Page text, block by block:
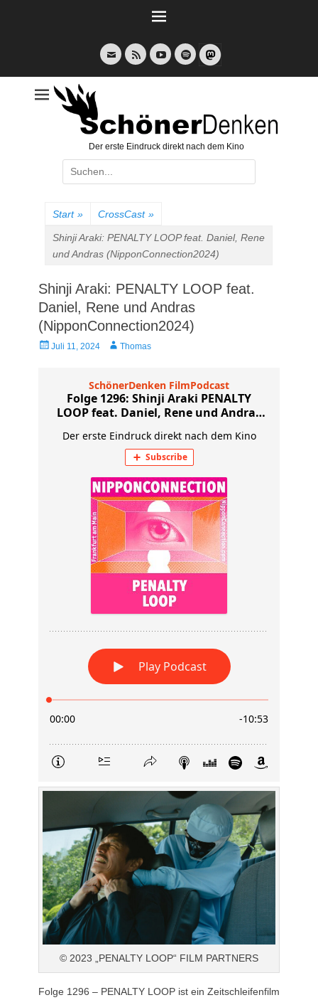
E-
Mail
Feed YouTubeSpotify
Der erste Eindruck direkt nach dem Kino
Suche
nach:
Start » CrossCast »
Shinji Araki: PENALTY LOOP feat. Daniel, Rene
und Andras (NipponConnection2024)
Shinji Araki: PENALTY LOOP feat.
Daniel, Rene und Andras
(NipponConnection2024)
Veröffentlicht
Juli 11, 2024 AutorThomas
© 2023 „PENALTY LOOP“ FILM PARTNERS
Folge 1296 – PENALTY LOOP ist ein Zeitschleifenfilm